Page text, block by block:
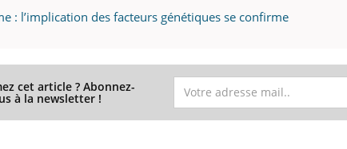
: l’implication des facteurs génétiques se confirme
cet article ? Abonnez-
à la newsletter !